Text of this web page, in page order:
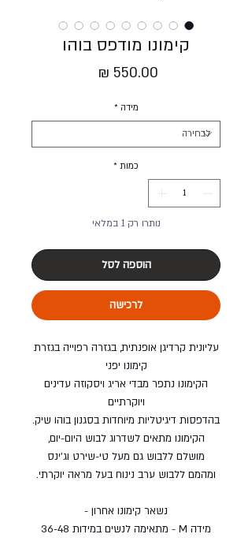
קימונו מודפס בוהו
מידה *
כמות *
נותרו רק 1 במלאי
הוספה לסל
לרכישה
עליונית קרדיגן אופנתית, בגזרה רפוייה בגזרת
קימונו יפני
הקימונו נתפר מבדי אריג ויסקוזה עדינים
ויוקרתיים
בהדפסות דיגיטליות מיוחדות בסגנון בוהו שיק.
הקימונו מתאים לשדרוג לבוש היום-יום,
מושלם ללבוש גם מעל טי-שירט וג'ינס
ומהמם ללבוש ערב נינוח בעל מראה יוקרתי.
נשאר קימונו אחרון -
מידה M - מתאימה לנשים במידות 36-48